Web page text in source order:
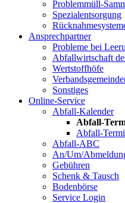
Problemmüll-
Spezialentsorgung
Ansprechpartner
Probleme bei
Abfallwirtschaft
Wertstoffhöfe
Sonstiges
Online-Service
Abfall-Kalender
Abfall-
Abfall-
Abfall-ABC
An/Um/
Gebühren
Schenk & Tausch
Bodenbörse
Service Login